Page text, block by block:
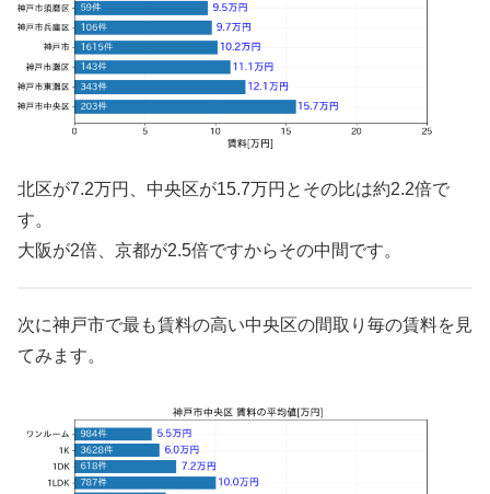
北区が7.2万円、中央区が15.7万円とその比は約2.2倍で
す。
大阪が2倍、京都が2.5倍ですからその中間です。
次に神戸市で最も賃料の高い中央区の間取り毎の賃料を見
てみます。